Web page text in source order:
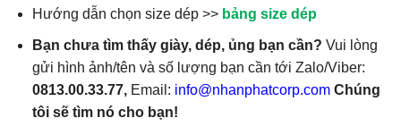
Hướng dẫn chọn size dép >> bảng size dép
Bạn chưa tìm thấy giày, dép, ủng bạn cần? Vui lòng
gửi hình ảnh/tên và số lượng bạn cần tới Zalo/Viber:
0813.00.33.77, Email: info@nhanphatcorp.com Chúng
tôi sẽ tìm nó cho bạn!